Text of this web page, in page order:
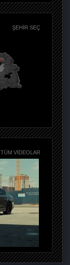
ŞEHIR SEÇ
TÜM VIDEOLAR